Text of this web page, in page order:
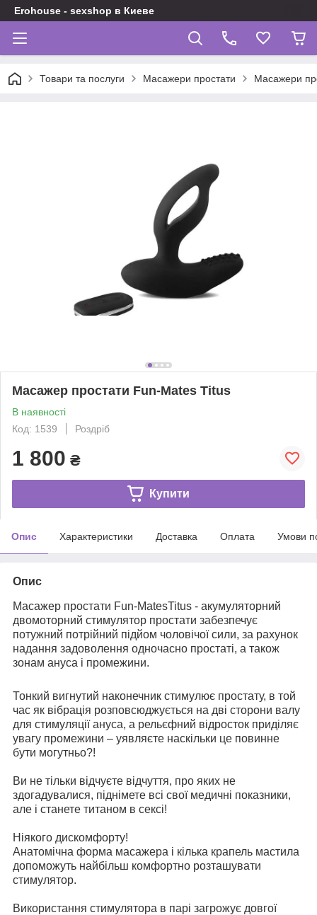
Erohouse - sexshop в Киеве
Товари та послуги Масажери простати Масажери
Масажер простати Fun-Mates Titus
В наявності
Код: 1539
Роздріб
1 800 ₴
Купити
Опис Характеристики Доставка Оплата Умови
Опис
Масажер простати Fun-MatesTitus - акумуляторний
двомоторний стимулятор простати забезпечує
потужний потрійний підйом чоловічої сили, за рахунок
надання задоволення одночасно простаті, а також
зонам ануса і промежини.
Тонкий вигнутий наконечник стимулює простату, в той
час як вібрація розповсюджується на дві сторони валу
для стимуляції ануса, а рельєфний відросток приділяє
увагу промежини – уявляєте наскільки це повинне
бути могутньо?!
Ви не тільки відчуєте відчуття, про яких не
здогадувалися, піднімете всі свої медичні показники,
але і станете титаном в сексі!
Ніякого дискомфорту!
Анатомічна форма масажера і кілька крапель мастила
допоможуть найбільш комфортно розташувати
стимулятор.
Використання стимулятора в парі загрожує довгої